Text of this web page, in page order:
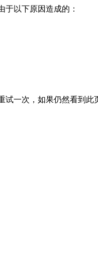
于以下原因造成的：
试一次，如果仍然看到此